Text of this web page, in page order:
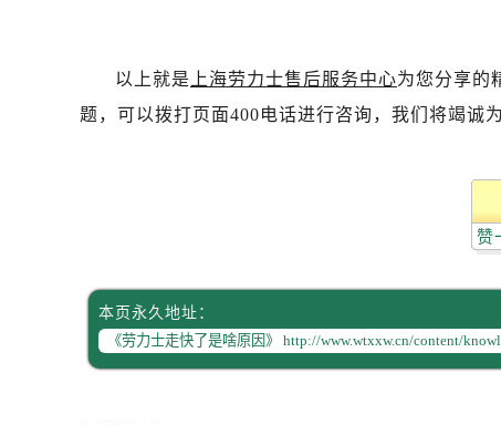
以上就是 上海劳力士售后服务中心为您分享的
题，可以拨打页面400电话进行咨询，我们将竭诚
赞
本页永久地址：